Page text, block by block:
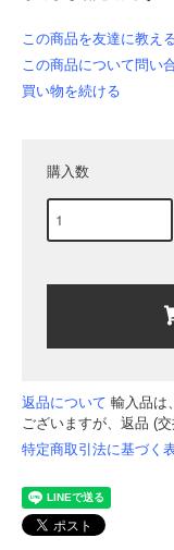
この商品を友達に教え
この商品について問い
買い物を続ける
購入数
返品について 輸入品は
ございますが、返品 (
特定商取引法に基づく